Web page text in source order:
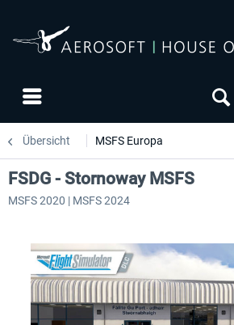
Übersicht MSFS Europa
FSDG - Stornoway MSFS
MSFS 2020 | MSFS 2024